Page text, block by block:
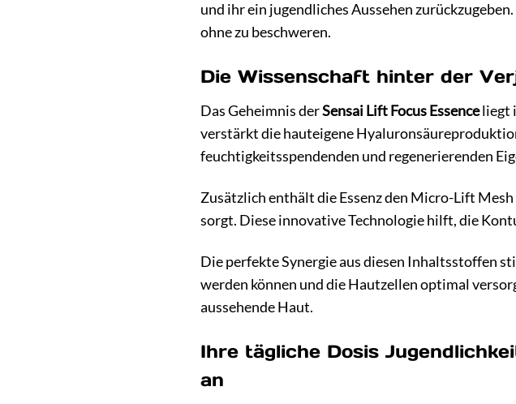
und ihr ein jugendliches Aussehen
ohne zu beschweren.
Die Wissenschaft hinter der
Das Geheimnis derSensai Lift Focus Essenceliegt
verstärkt die hauteigene
feuchtigkeitsspendenden und regenerierenden
Zusätzlich enthält die Essenz den Micro-Lift
sorgt. Diese innovative Technologie hilft, die
Die perfekte Synergie aus diesen Inhaltsstoffen
werden können und die Hautzellen optimal
aussehende Haut.
Ihre tägliche Dosis
an